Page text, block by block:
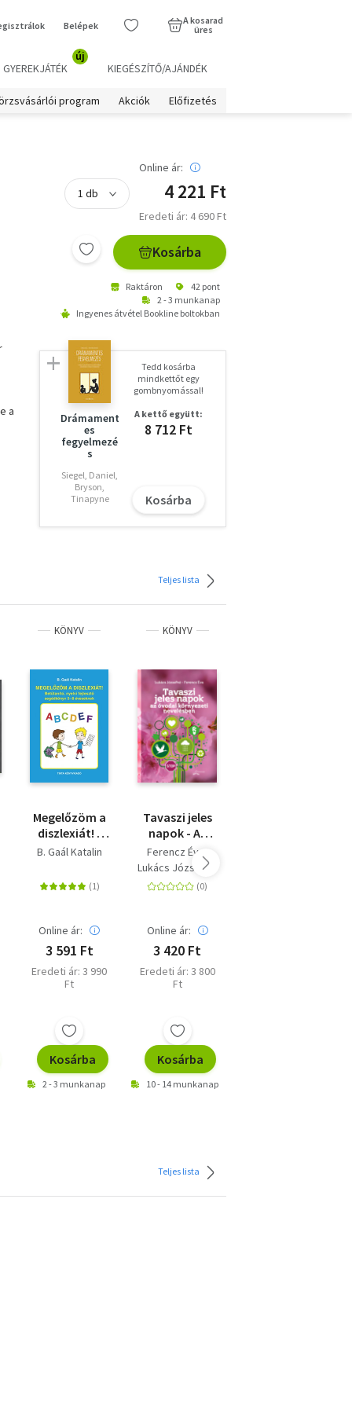
Belépek
A kosarad
üres
GYEREKJÁTÉK
új
KIEGÉSZÍTŐ/AJÁNDÉK
program Akciók Előfizetés
a
Online ár:
4 221 Ft
Eredeti ár: 4 690 Ft
Kosárba
Raktáron
42 pont
2 - 3 munkanap
Ingyenes átvétel Bookline boltokban
Drámament
es
fegyelmezé
s
Siegel, Daniel,
Bryson,
Tinapyne
Tedd kosárba
mindkettőt egy
gombnyomással!
A kettő együtt:
8 712 Ft
Kosárba
Teljes lista
KÖNYV
Megelőzöm a
diszlexiát! -
Betűtanító,
fejlesztő
segédkönyv 5-
B. Gaál Katalin
Online ár:
3 591 Ft
Eredeti ár: 3 990
Ft
Kosárba
2 - 3 munkanap
KÖNYV
Tavaszi jeles
napok - Az
óvodai
környezeti
nevelésben
Ferencz Éva
Lukács Józsefné
Online ár:
3 420 Ft
Eredeti ár: 3 800
Ft
Kosárba
10 - 14 munkanap
Teljes lista